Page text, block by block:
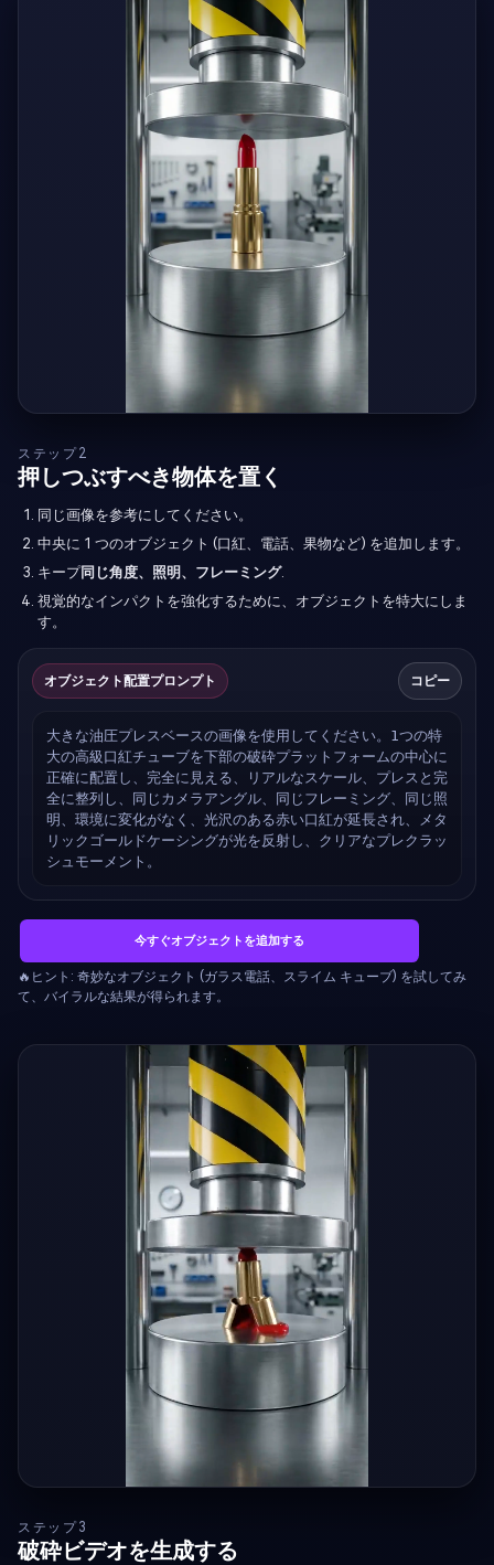
ステップ2
押しつぶすべき物体を置く
同じ画像を参考にしてください。
中央に 1 つのオブジェクト (口紅、電話、果物など) を追加します。
キープ同じ角度、照明、フレーミング.
視覚的なインパクトを強化するために、オブジェクトを特大にしま
す。
オブジェクト配置プロンプト コピー
大きな油圧プレスベースの画像を使用してください。1つの特
大の高級口紅チューブを下部の破砕プラットフォームの中心に
正確に配置し、完全に見える、リアルなスケール、プレスと完
全に整列し、同じカメラアングル、同じフレーミング、同じ照
明、環境に変化がなく、光沢のある赤い口紅が延長され、メタ
リックゴールドケーシングが光を反射し、クリアなプレクラッ
シュモーメント。
今すぐオブジェクトを追加する
🔥ヒント: 奇妙なオブジェクト (ガラス電話、スライム キューブ) を試してみ
て、バイラルな結果が得られます。
ステップ3
破砕ビデオを生成する